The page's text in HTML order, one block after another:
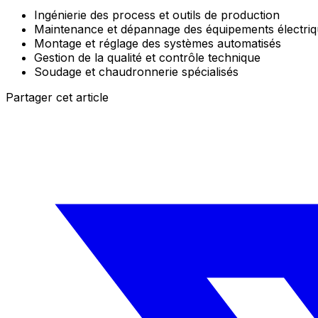
Ingénierie des process et outils de production
Maintenance et dépannage des équipements
Montage et réglage des systèmes automatisés
Gestion de la qualité et contrôle technique
Soudage et chaudronnerie spécialisés
Partager cet article